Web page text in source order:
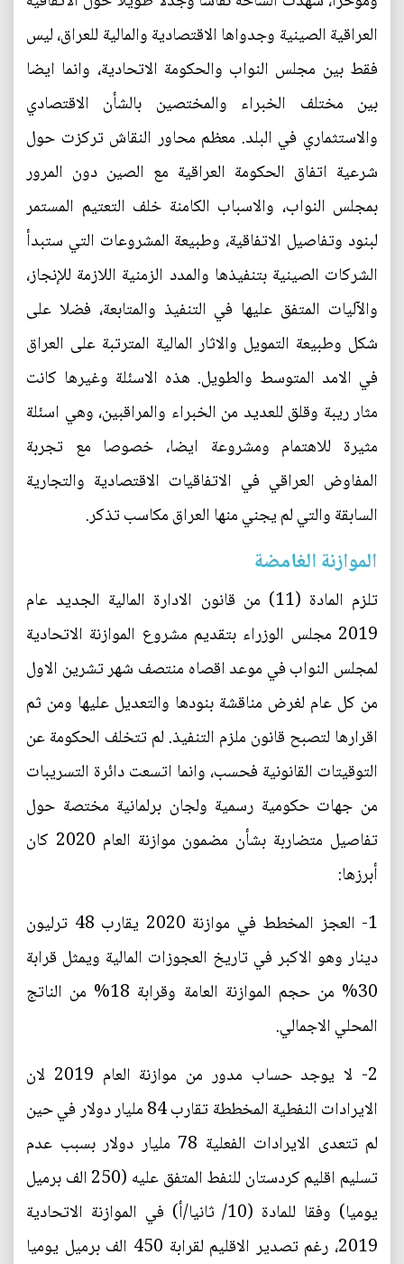
العراقية الصينية وجدواها الاقتصادية والمالية للعراق، ليس
فقط بين مجلس النواب والحكومة الاتحادية، وانما ايضا
بين مختلف الخبراء والمختصين بالشأن الاقتصادي
والاستثماري في البلد. معظم محاور النقاش تركزت حول
شرعية اتفاق الحكومة العراقية مع الصين دون المرور
بمجلس النواب، والاسباب الكامنة خلف التعتيم المستمر
لبنود وتفاصيل الاتفاقية، وطبيعة المشروعات التي ستبدأ
الشركات الصينية بتنفيذها والمدد الزمنية اللازمة للإنجاز،
والآليات المتفق عليها في التنفيذ والمتابعة، فضلا على
شكل وطبيعة التمويل والاثار المالية المترتبة على العراق
في الامد المتوسط والطويل. هذه الاسئلة وغيرها كانت
مثار ريبة وقلق للعديد من الخبراء والمراقبين، وهي اسئلة
مثيرة للاهتمام ومشروعة ايضا، خصوصا مع تجربة
المفاوض العراقي في الاتفاقيات الاقتصادية والتجارية
السابقة والتي لم يجني منها العراق مكاسب تذكر.
الموازنة الغامضة
تلزم المادة (11) من قانون الادارة المالية الجديد عام
2019 مجلس الوزراء بتقديم مشروع الموازنة الاتحادية
لمجلس النواب في موعد اقصاه منتصف شهر تشرين الاول
من كل عام لغرض مناقشة بنودها والتعديل عليها ومن ثم
اقرارها لتصبح قانون ملزم التنفيذ. لم تتخلف الحكومة عن
التوقيتات القانونية فحسب، وانما اتسعت دائرة التسريبات
من جهات حكومية رسمية ولجان برلمانية مختصة حول
تفاصيل متضاربة بشأن مضمون موازنة العام 2020 كان
أبرزها:
1- العجز المخطط في موازنة 2020 يقارب 48 ترليون
دينار وهو الاكبر في تاريخ العجوزات المالية ويمثل قرابة
30% من حجم الموازنة العامة وقرابة 18% من الناتج
المحلي الاجمالي.
2- لا يوجد حساب مدور من موازنة العام 2019 لان
الايرادات النفطية المخططة تقارب 84 مليار دولار في حين
لم تتعدى الايرادات الفعلية 78 مليار دولار بسبب عدم
تسليم اقليم كردستان للنفط المتفق عليه (250 الف برميل
يوميا) وفقا للمادة (10/ ثانيا/أ) في الموازنة الاتحادية
2019، رغم تصدير الاقليم لقرابة 450 الف برميل يوميا